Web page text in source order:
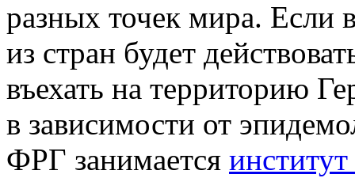
разных точек мира. Если
из стран будет
въехать на территорию
в зависимости от
ФРГ занимается